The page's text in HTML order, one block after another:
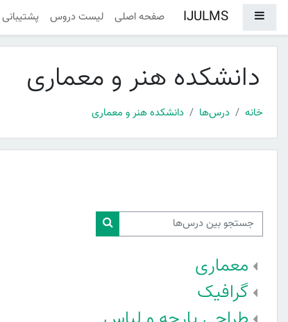
پرش به محتوای اصلی
پنل کناریIJULMS صفحه اصلی لیست دروس پشتیبانی
دانشکده هنر و معماری
خانه درس‌ها دانشکده هنر و معماری
جستجو بین درس‌ها جستجو بین درس‌ها
معماری
گرافیک